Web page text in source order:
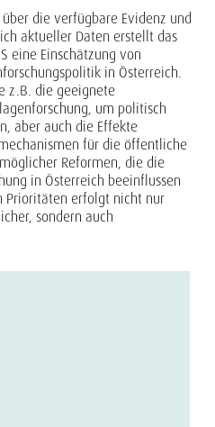
die verfügbare Evidenz und
aktueller Daten erstellt das
eine Einschätzung von
in Österreich.
z.B. die geeignete
um politisch
aber auch die Effekte
für die öffentliche
Reformen, die die
in Österreich beeinflussen
Prioritäten erfolgt nicht nur
sondern auch